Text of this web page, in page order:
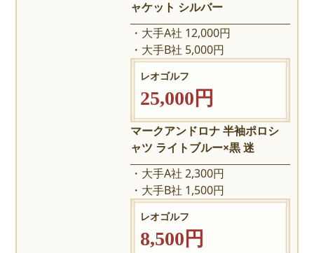
ャケット シルバー
大手A社 12,000円
大手B社 5,000円
レオゴルフ
25,000円
マークアンドロナ 半袖ポロシ
ャツ ライトブルー×黒 迷
大手A社 2,300円
大手B社 1,500円
レオゴルフ
8,500円